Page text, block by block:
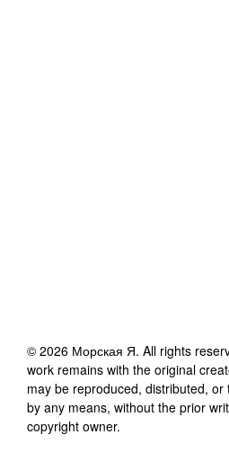
© 2026 Морская Я. All rights
work remains with the original
may be reproduced, distributed,
by any means, without the prior
copyright owner.